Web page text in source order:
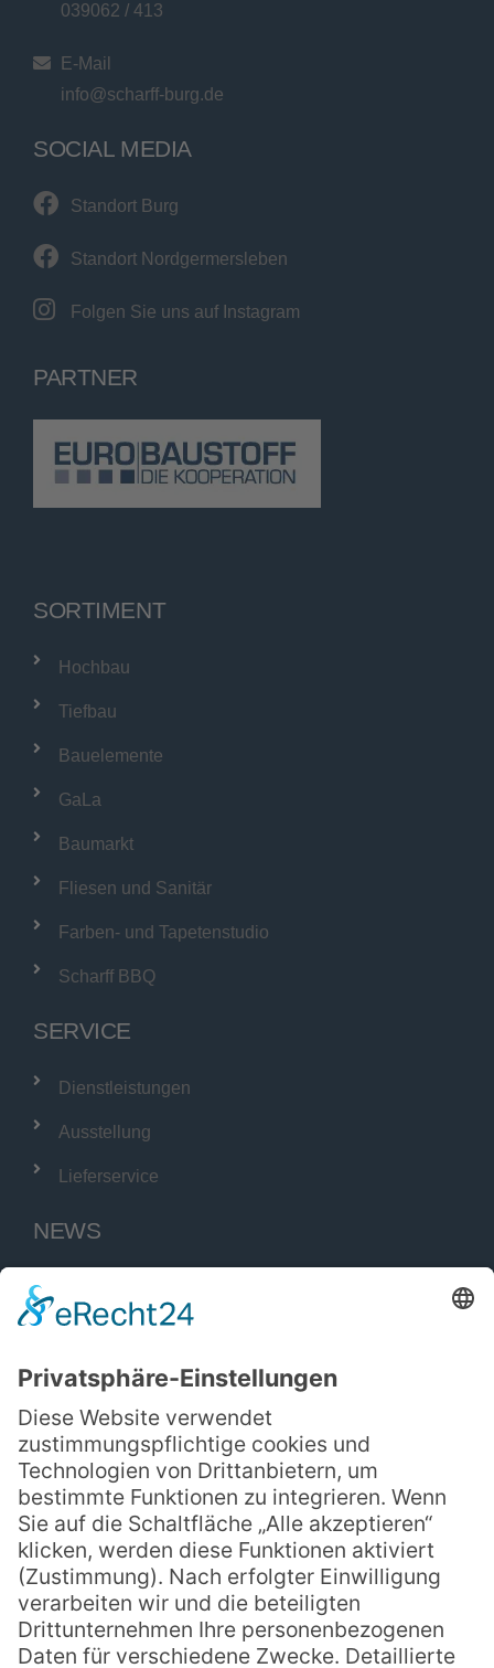
039062 / 413
E-Mail
info@scharff-burg.de
SOCIAL MEDIA
Standort Burg
Standort Nordgermersleben
Folgen Sie uns auf Instagram
PARTNER
SORTIMENT
Hochbau
Tiefbau
Bauelemente
GaLa
Baumarkt
Fliesen und Sanitär
Farben- und Tapetenstudio
Scharff BBQ
SERVICE
Dienstleistungen
Ausstellung
Lieferservice
NEWS
Scharff BBQ
Kleinanzeigen
ÜBER UNS
Über uns
Historie
Karriere & Ausbildung
Partner/Kooperationen